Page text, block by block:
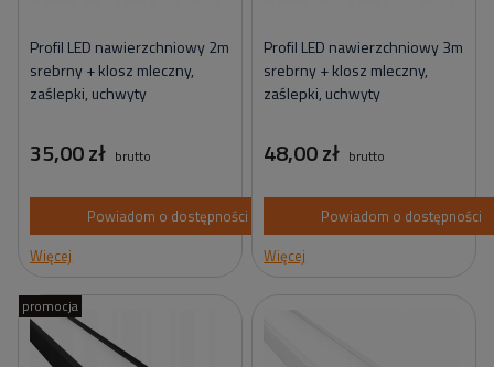
Profil LED nawierzchniowy 2m
srebrny + klosz mleczny,
zaślepki, uchwyty
35,00 zł brutto
Powiadom o dostępności
Więcej
Profil LED nawierzchniowy 3m
srebrny + klosz mleczny,
zaślepki, uchwyty
48,00 zł brutto
Powiadom o dostępności
Więcej
promocja